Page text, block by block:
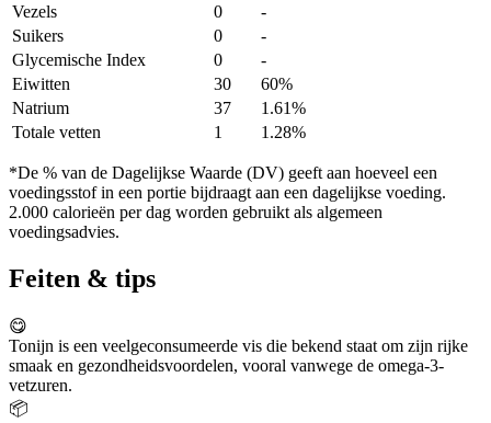
Vezels
0
-
Suikers
0
-
Glycemische Index
0
-
Eiwitten
30
60%
Natrium
37
1.61%
Totale vetten
1 1.28%
*De % van de Dagelijkse Waarde (DV) geeft aan hoeveel een
voedingsstof in een portie bijdraagt aan een dagelijkse voeding.
2.000 calorieën per dag worden gebruikt als algemeen
voedingsadvies.
Feiten & tips
😋
Tonijn is een veelgeconsumeerde vis die bekend staat om zijn rijke
smaak en gezondheidsvoordelen, vooral vanwege de omega-3-
vetzuren.
📦